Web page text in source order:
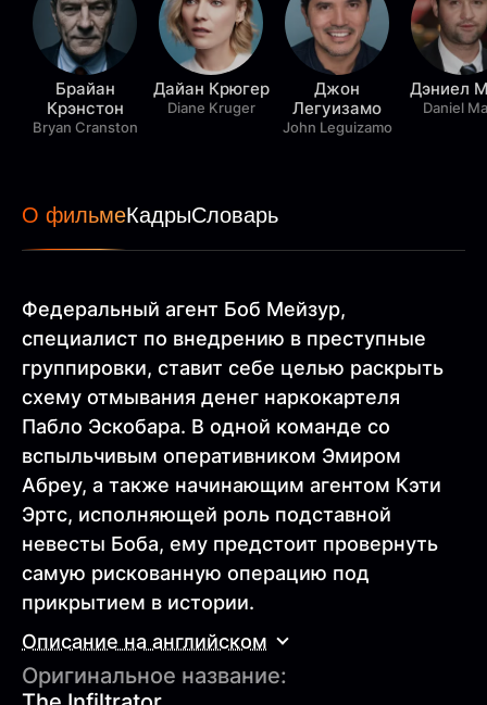
Брайан
Крэнстон
Bryan Cranston
Дайан Крюгер
Diane Kruger
Джон
Легуизамо
John Leguizamo
Дэниел
Daniel
О фильмеКадрыСловарь
Федеральный агент Боб Мейзур,
специалист по внедрению в преступные
группировки, ставит себе целью раскрыть
схему отмывания денег наркокартеля
Пабло Эскобара. В одной команде со
вспыльчивым оперативником Эмиром
Абреу, а также начинающим агентом Кэти
Эртс, исполняющей роль подставной
невесты Боба, ему предстоит провернуть
самую рискованную операцию под
прикрытием в истории.
Описание на английском
Оригинальное название: